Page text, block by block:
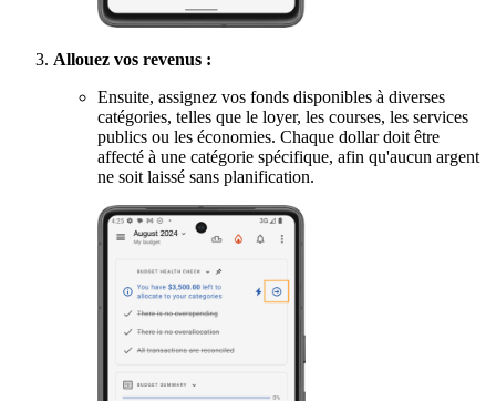
Allouez vos revenus :
Ensuite, assignez vos fonds disponibles à diverses
catégories, telles que le loyer, les courses, les services
publics ou les économies. Chaque dollar doit être
affecté à une catégorie spécifique, afin qu'aucun argent
ne soit laissé sans planification.